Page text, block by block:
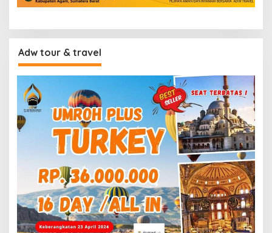
Adw tour & travel